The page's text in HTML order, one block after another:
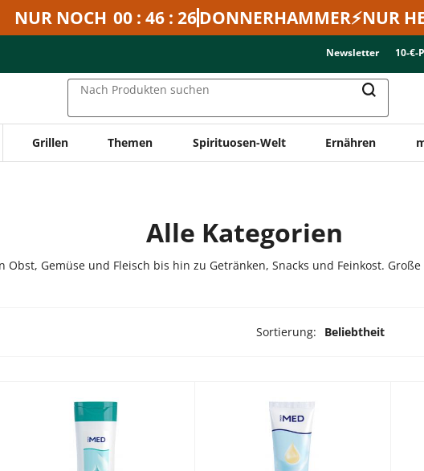
NUR NOCH 00 : 46 : 26DONNERHAMMER⚡NUR
Newsletter 10-€-
Nach Produkten suchen
Grillen Themen Spirituosen-Welt Ernähren
Alle Kategorien
Obst, Gemüse und Fleisch bis hin zu Getränken, Snacks und Feinkost.
Sortierung: Beliebtheit